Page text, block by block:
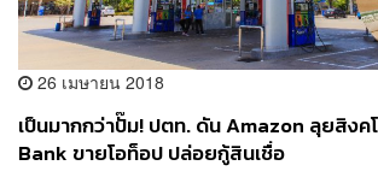
26 เมษายน 2018
เป็นมากกว่าปั๊ม! ปตท. ดัน Amazon ลุยสิงค
Bank ขายโอท็อป ปล่อยกู้สินเชื่อ